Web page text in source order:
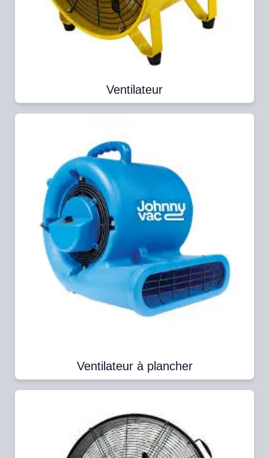
Ventilateur
Ventilateur à plancher